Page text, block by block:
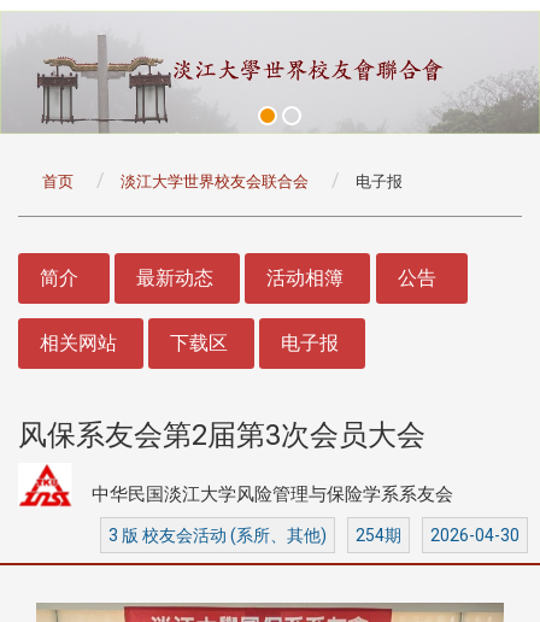
首页 淡江大学世界校友会联合会 电子报
简介 最新动态 活动相簿 公告
相关网站 下载区 电子报
风保系友会第2届第3次会员大会
中华民国淡江大学风险管理与保险学系系友会
3 版 校友会活动 (系所、其他) 254期 2026-04-30